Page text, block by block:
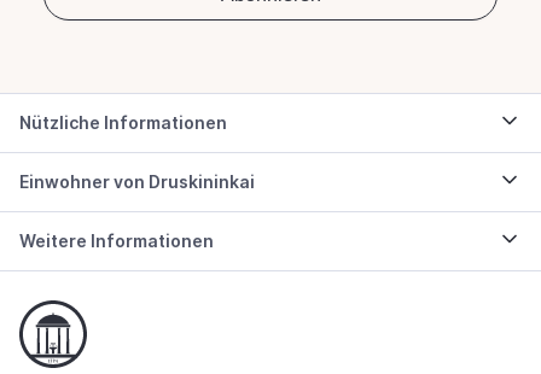
Nützliche Informationen
Einwohner von Druskininkai
Weitere Informationen